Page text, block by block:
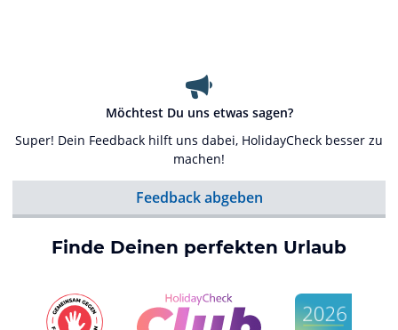
Möchtest Du uns etwas sagen?
Super! Dein Feedback hilft uns dabei, HolidayCheck besser zu
machen!
Feedback abgeben
Finde Deinen perfekten Urlaub